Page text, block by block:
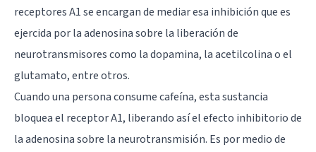
receptores A1 se encargan de mediar esa inhibición que es
ejercida por la adenosina sobre la liberación de
neurotransmisores como la dopamina, la acetilcolina o el
glutamato, entre otros.
Cuando una persona consume cafeína, esta sustancia
bloquea el receptor A1, liberando así el efecto inhibitorio de
la adenosina sobre la neurotransmisión. Es por medio de